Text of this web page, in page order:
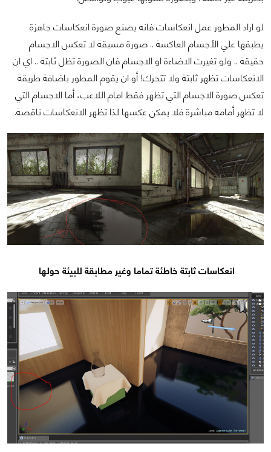
لو اراد المطور عمل انعكاسات فانه يصنع صورة انعكاسات جاهزة
يطبقها علي الأجسام العاكسة .. صورة مسبقة لا تعكس الاجسام
حقيقة .. ولو تغيرت الاضاءة او الاجسام فان الصورة تظل ثابتة .. اي ان
الانعكاسات تظهر ثابتة ولا تتحرك! أو ان يقوم المطور باضافة طريقة
تعكس صورة الاجسام التي تظهر فقط امام اللاعب، أما الاجسام التي
لا تظهر أمامه مباشرة فلا يمكن عكسها لذا تظهر الانعكاسات ناقصة.
انعكاسات ثابتة خاطئة تماما وغير مطابقة للبيئة حولها